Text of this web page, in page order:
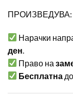
ПРОИЗВЕДУВА:
Нарачки
ден
Право на
Бесплатна